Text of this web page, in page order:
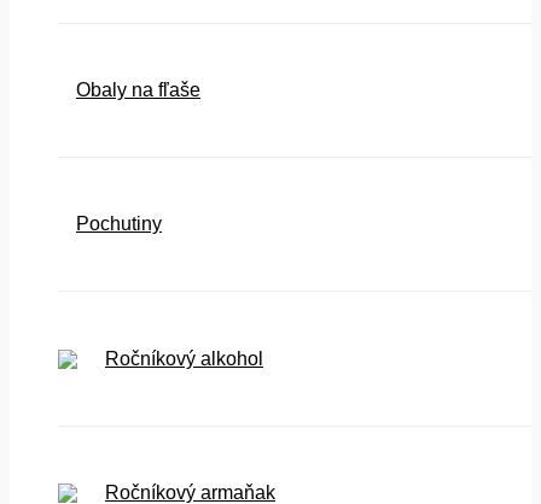
Obaly na fľaše
Pochutiny
Ročníkový alkohol
Ročníkový armaňak